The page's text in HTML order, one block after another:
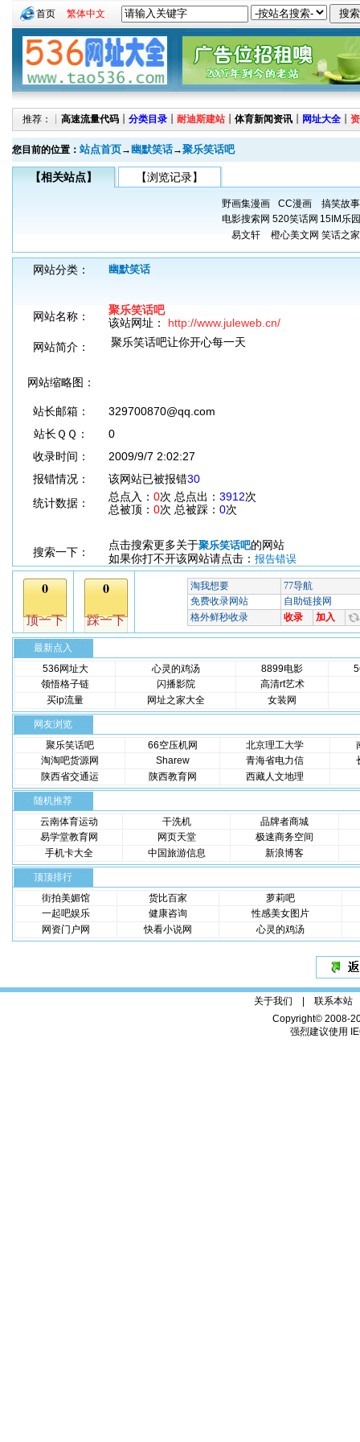
首页 繁体中文
推荐：┊ 高速流量代码 ┊ 分类目录 ┊ 耐迪斯建站 ┊ 体育新闻资讯 ┊ 网址大全 ┊
您目前的位置： 站点首页→ 幽默笑话→聚乐笑话吧
【相关站点】 【浏览记录】
野画集漫画 CC漫画
搞笑故事
电影搜索网 520笑话网 15IM乐园
易文轩
橙心美文网 笑话之家
网站分类： 幽默笑话
网站名称：
聚乐笑话吧
该站网址： http://www.juleweb.cn/
网站简介：
聚乐笑话吧让你开心每一天
网站缩略图：
站长邮箱：
329700870@qq.com
站长ＱＱ：
0
收录时间：
2009/9/7 2:02:27
报错情况：
该网站已被报错30
统计数据：
总点入： 0次 总点出： 3912次
总被顶： 0次 总被踩： 0次
搜索一下：
点击搜索更多关于聚乐笑话吧的网站
如果你打不开该网站请点击： 报告错误
最新点入
536网址大
心灵的鸡汤 8899电影
领悟格子链
闪播影院
高清rt艺术
买ip流量
网址之家大全 女装网
网友浏览
聚乐笑话吧
66空压机网 北京理工大学
淘淘吧货源网
Sharew 青海省电力信
陕西省交通运
陕西教育网 西藏人文地理
随机推荐
云南体育运动
干洗机
品牌者商城
易学堂教育网
网页天堂
极速商务空间
手机卡大全
中国旅游信息 新浪博客
顶顶排行
街拍美媚馆
货比百家
萝莉吧
一起吧娱乐
健康咨询
性感美女图片
网资门户网
快看小说网 心灵的鸡汤
关于我们 | 联系本站
Copyright© 2008-
强烈建议使用